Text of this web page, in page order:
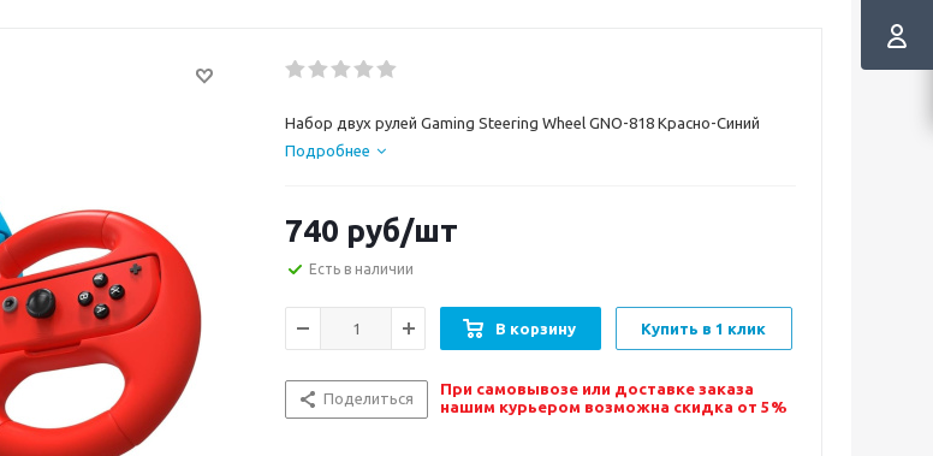
Набор двух рулей Gaming Steering Wheel GNO-818 Красно-Синий
Подробнее
740 руб/шт
Есть в наличии
В корзину Купить в 1 клик
Поделиться
При самовывозе или доставке заказа
нашим курьером возможна скидка от 5%